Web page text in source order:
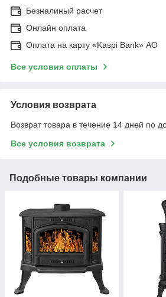
Безналиный расчет
Онлайн оплата
Оплата на карту «Kaspi Bank» АО
Все условия оплаты
Условия возврата
Возврат товара в течение 14 дней по
Все условия возврата
Подобные товары компании